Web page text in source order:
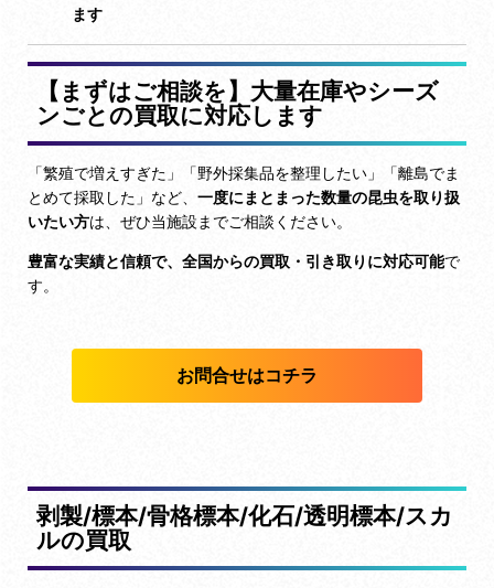
ます
【まずはご相談を】大量在庫やシーズ
ンごとの買取に対応します
「繁殖で増えすぎた」「野外採集品を整理したい」「離島でま
とめて採取した」など、 一度にまとまった数量の昆虫を取り扱
いたい方は、ぜひ当施設までご相談ください。
豊富な実績と信頼で、全国からの買取・引き取りに対応可能で
す。
お問合せはコチラ
剥製/標本/骨格標本/化石/透明標本/スカ
ルの買取